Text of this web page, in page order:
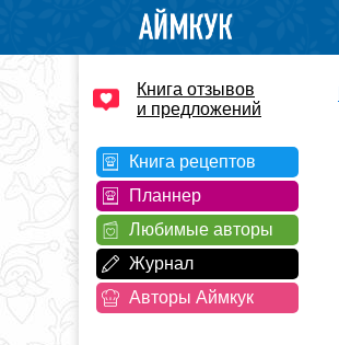
Книга отзывов
и предложений
Книга рецептов
Планнер
Любимые авторы
Журнал
Авторы Аймкук